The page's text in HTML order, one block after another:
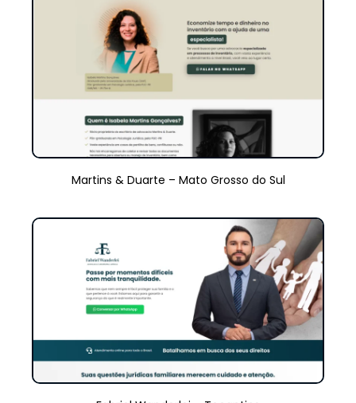
Martins & Duarte – Mato Grosso do Sul